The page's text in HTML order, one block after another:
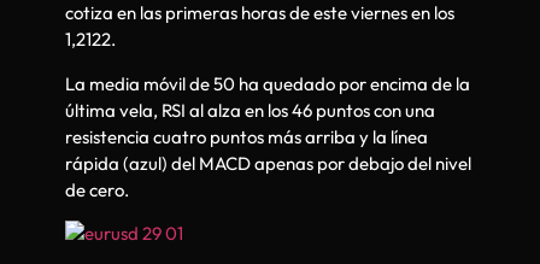
cotiza en las primeras horas de este viernes en los
1,2122.
La media móvil de 50 ha quedado por encima de la
última vela, RSI al alza en los 46 puntos con una
resistencia cuatro puntos más arriba y la línea
rápida (azul) del MACD apenas por debajo del nivel
de cero.